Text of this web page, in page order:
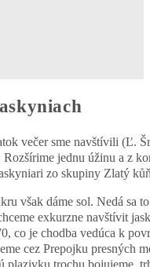
večer sme navštívili (Ľ.
jednu úžinu a z
zo skupiny Zlatý
však dáme sol. Nedá sa
exkurzne navštívit
co je chodba vedúca k
cez Prepojku presných